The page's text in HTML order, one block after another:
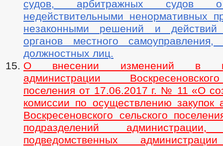
судов, арбитражных судов
недействительными ненормативных
незаконными решений и действий
органов местного
должностных лиц.
О внесении изменений в
администрации
поселения от 17.06.2017 г. № 11 «О
комиссии по осуществлению закупок
Воскресеновского сельского
подразделений администрации,
подведомственных